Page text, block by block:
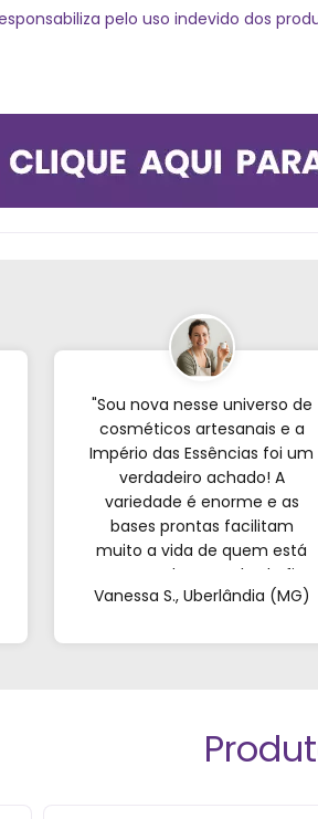
pelo uso indevido dos
"Sou nova nesse universo de
cosméticos artesanais e a
Império das Essências foi um
verdadeiro achado! A
variedade é enorme e as
bases prontas facilitam
muito a vida de quem est
começando; o resultado fica
incrível. Sem contar o
que foi super atencioso e
Vanessa S., Uberlândia (MG)